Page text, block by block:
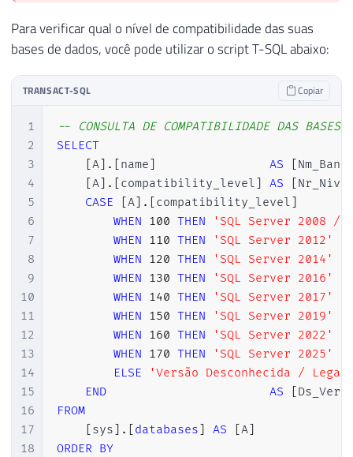
Para verificar qual o nível de compatibilidade das suas
bases de dados, você pode utilizar o script T-SQL abaixo:
TRANSACT-SQL Copiar
1
2
3
4
5
6
7
8
9
10
11
12
13
14
15
16
17
18
-- CONSULTA DE COMPATIBILIDADE DAS BASES
SELECT
[A] . [name] AS [
[A] . [compatibility_level] AS [
CASE
[A] . [compatibility_level]
WHEN 100 THEN
'SQL Server 2008 /
WHEN 110 THEN
'SQL Server 2012'
WHEN 120 THEN
'SQL Server 2014'
WHEN 130 THEN
'SQL Server 2016'
WHEN 140 THEN
'SQL Server 2017'
WHEN 150 THEN
'SQL Server 2019'
WHEN 160 THEN
'SQL Server 2022'
WHEN 170 THEN
'SQL Server 2025'
ELSE
'Versão Desconhecida /
END
AS [
FROM
[sys] . [databases] AS [A]
ORDER BY